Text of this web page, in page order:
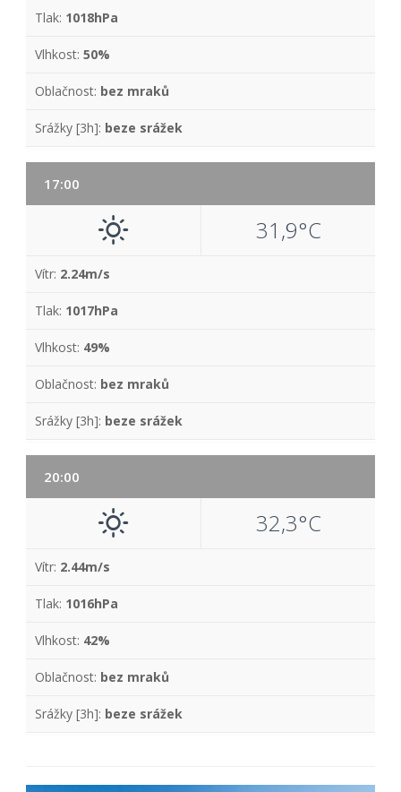
Tlak: 1018hPa
Vlhkost: 50%
Oblačnost: bez mraků
Srážky [3h]: beze srážek
17:00
31,9°C
Vítr: 2.24m/s
Tlak: 1017hPa
Vlhkost: 49%
Oblačnost: bez mraků
Srážky [3h]: beze srážek
20:00
32,3°C
Vítr: 2.44m/s
Tlak: 1016hPa
Vlhkost: 42%
Oblačnost: bez mraků
Srážky [3h]: beze srážek